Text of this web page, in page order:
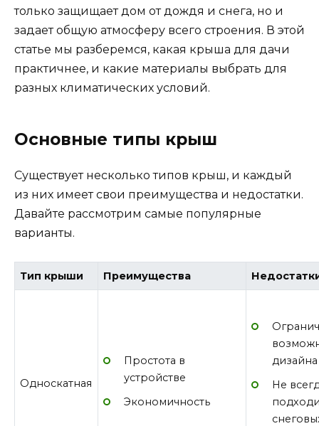
только защищает дом от дождя и снега, но и
задает общую атмосферу всего строения. В этой
статье мы разберемся, какая крыша для дачи
практичнее, и какие материалы выбрать для
разных климатических условий.
Основные типы крыш
Существует несколько типов крыш, и каждый
из них имеет свои преимущества и недостатки.
Давайте рассмотрим самые популярные
варианты.
Тип крыши Преимущества
Односкатная
Простота в
устройстве
Экономичность
дизайна
Не